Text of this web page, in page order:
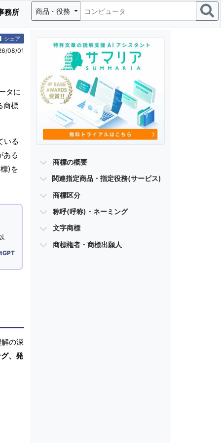
務所 商品・役務
シェア
08/01
タに
商標
いる
ある
)を
の深
、発
商標の概要
関連指定商品・指定役務(サービス)
商標区分
称呼(呼称)・ネーミング
文字商標
商標権者・商標出願人